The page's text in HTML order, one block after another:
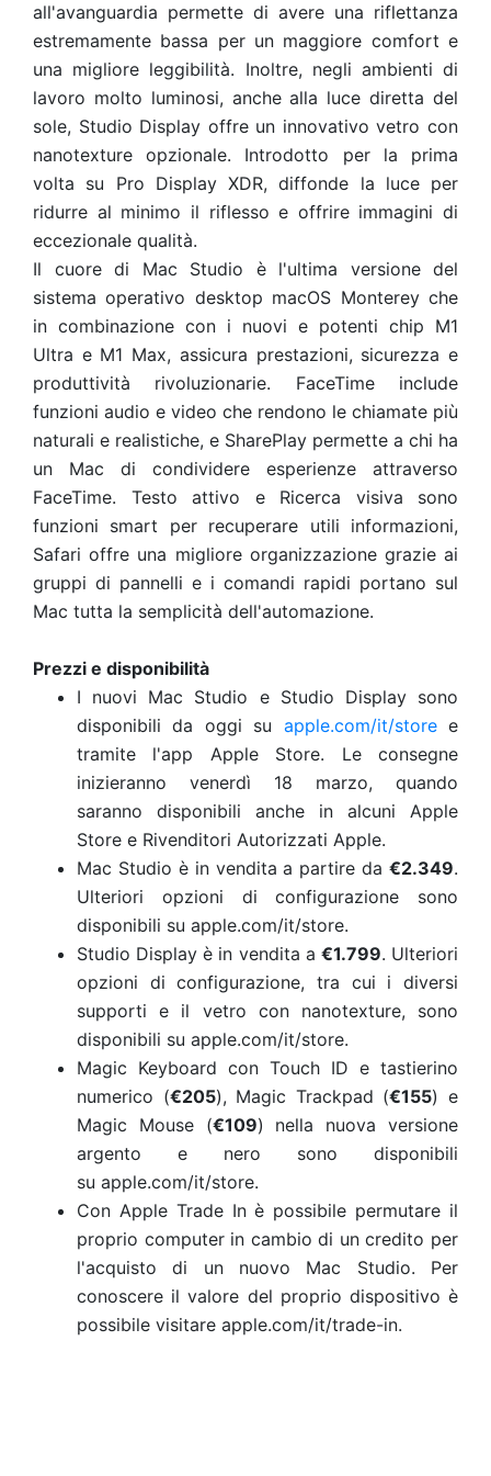
all'avanguardia permette di avere una riflettanza
estremamente bassa per un maggiore comfort e
una migliore leggibilità. Inoltre, negli ambienti di
lavoro molto luminosi, anche alla luce diretta del
sole, Studio Display offre un innovativo vetro con
nanotexture opzionale. Introdotto per la prima
volta su Pro Display XDR, diffonde la luce per
ridurre al minimo il riflesso e offrire immagini di
eccezionale qualità.
Il cuore di Mac Studio è l'ultima versione del
sistema operativo desktop macOS Monterey che
in combinazione con i nuovi e potenti chip M1
Ultra e M1 Max, assicura prestazioni, sicurezza e
produttività rivoluzionarie. FaceTime include
funzioni audio e video che rendono le chiamate più
naturali e realistiche, e SharePlay permette a chi ha
un Mac di condividere esperienze attraverso
FaceTime. Testo attivo e Ricerca visiva sono
funzioni smart per recuperare utili informazioni,
Safari offre una migliore organizzazione grazie ai
gruppi di pannelli e i comandi rapidi portano sul
Mac tutta la semplicità dell'automazione.
Prezzi e disponibilità
I nuovi Mac Studio e Studio Display sono
disponibili da oggi su apple.com/it/storee
tramite l'app Apple Store. Le consegne
inizieranno venerdì 18 marzo, quando
saranno disponibili anche in alcuni Apple
Store e Rivenditori Autorizzati Apple.
Mac Studio è in vendita a partire da €2.349.
Ulteriori opzioni di configurazione sono
disponibili su apple.com/it/store.
Studio Display è in vendita a €1.799. Ulteriori
opzioni di configurazione, tra cui i diversi
supporti e il vetro con nanotexture, sono
disponibili su apple.com/it/store.
Magic Keyboard con Touch ID e tastierino
numerico (€205), Magic Trackpad (€155) e
Magic Mouse (€109) nella nuova versione
argento e nero sono disponibili
su apple.com/it/store.
Con Apple Trade In è possibile permutare il
proprio computer in cambio di un credito per
l'acquisto di un nuovo Mac Studio. Per
conoscere il valore del proprio dispositivo è
possibile visitare apple.com/it/trade-in.